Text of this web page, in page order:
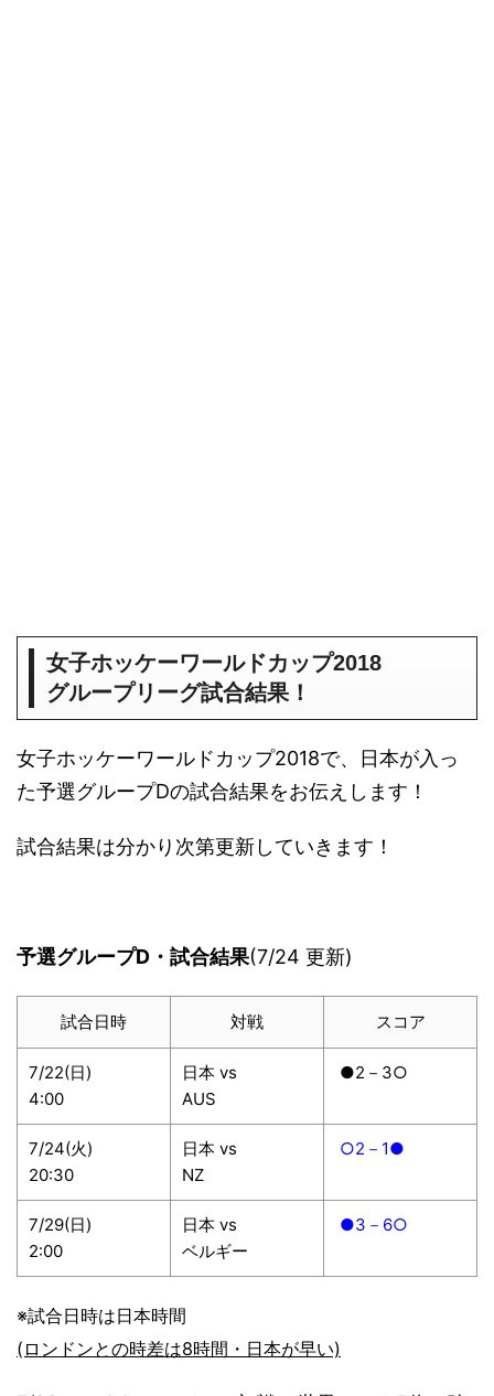
女子ホッケーワールドカップ2018
グループリーグ試合結果！
女子ホッケーワールドカップ2018で、日本が入っ
た予選グループDの試合結果をお伝えします！
試合結果は分かり次第更新していきます！
予選グループD・試合結果(7/24 更新)
試合日時 対戦 スコア
7/22(日)
4:00
日本 vs
AUS
●2－3○
7/24(火)
20:30
日本 vs
NZ
○2－1●
7/29(日)
2:00
日本 vs
ベルギー
●3－6○
※試合日時は日本時間
(ロンドンとの時差は8時間・日本が早い)